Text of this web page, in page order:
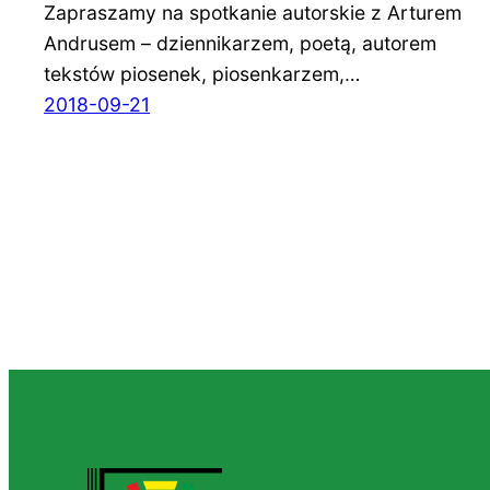
Zapraszamy na spotkanie autorskie z Arturem
Andrusem – dziennikarzem, poetą, autorem
tekstów piosenek, piosenkarzem,…
2018-09-21